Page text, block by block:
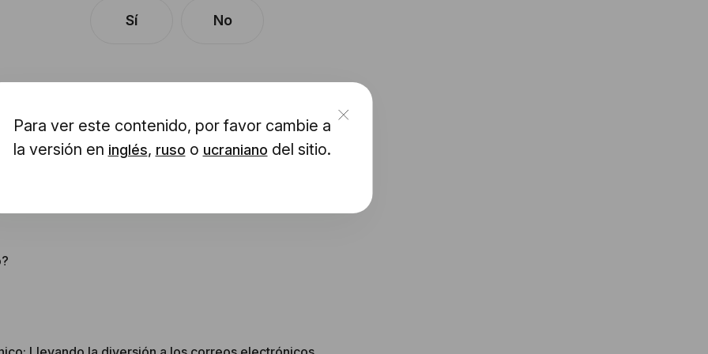
Para ver este contenido, por favor cambie a
la versión en inglés, ruso o ucraniano del sitio.
Sí No